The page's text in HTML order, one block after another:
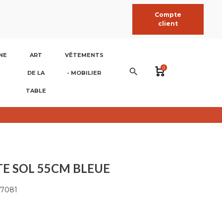
Compte
client
ART
DE LA
TABLE
VÊTEMENTS
- MOBILIER search 0
SOL 55CM BLEUE